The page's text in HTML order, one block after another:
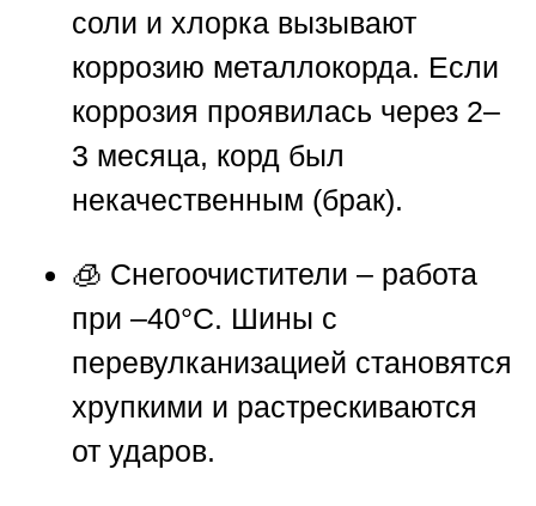
соли и хлорка вызывают
коррозию металлокорда. Если
коррозия проявилась через 2–
3 месяца, корд был
некачественным (брак).
🧊 Снегоочистители – работа
при –40°C. Шины с
перевулканизацией становятся
хрупкими и растрескиваются
от ударов.